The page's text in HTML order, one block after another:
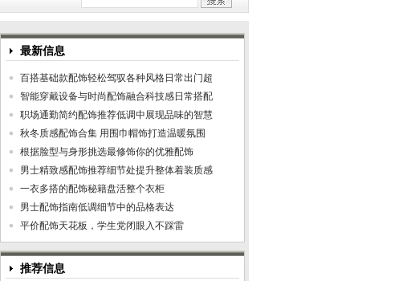
最新信息
百搭基础款配饰轻松驾驭各种风格日常出门超
智能穿戴设备与时尚配饰融合科技感日常搭配
职场通勤简约配饰推荐低调中展现品味的智慧
秋冬质感配饰合集 用围巾帽饰打造温暖氛围
根据脸型与身形挑选最修饰你的优雅配饰
男士精致感配饰推荐细节处提升整体着装质感
一衣多搭的配饰秘籍盘活整个衣柜
男士配饰指南低调细节中的品格表达
平价配饰天花板，学生党闭眼入不踩雷
推荐信息